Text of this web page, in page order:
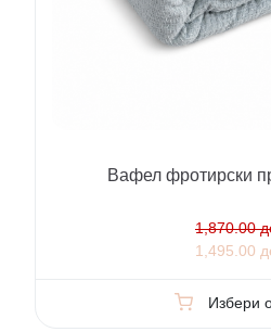
Вафел фротирски
1,870.00
1,495.00
Избери